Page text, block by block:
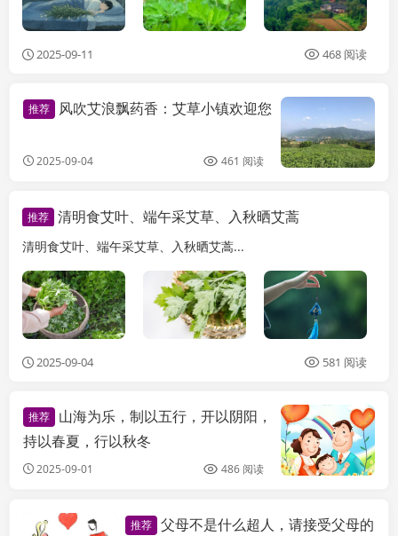
2025-09-11 468 阅读
推荐 风吹艾浪飘药香：艾草小镇欢迎您
2025-09-04 461 阅读
推荐 清明食艾叶、端午采艾草、入秋晒艾蒿
清明食艾叶、端午采艾草、入秋晒艾蒿...
2025-09-04 581 阅读
推荐
山海为乐，制以五行，开以阴阳，
持以春夏，行以秋冬
2025-09-01 486 阅读
天枢信息百科
推荐 父母不是什么超人，请接受父母的